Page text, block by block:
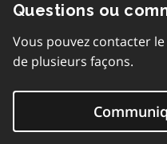
Questions ou
Vous pouvez contacter
de plusieurs façons.